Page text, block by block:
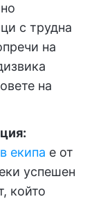
с трудна
на
на
екипа е от
успешен
който